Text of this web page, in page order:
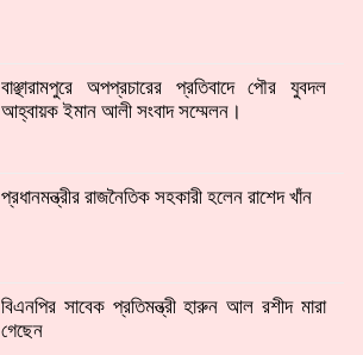
বাঞ্ছারামপুরে অপপ্রচারের প্রতিবাদে পৌর যুবদল
আহ্বায়ক ইমান আলী সংবাদ সম্মেলন।
প্রধানমন্ত্রীর রাজনৈতিক সহকারী হলেন রাশেদ খাঁন
বিএনপির সাবেক প্রতিমন্ত্রী হারুন আল রশীদ মারা
গেছেন